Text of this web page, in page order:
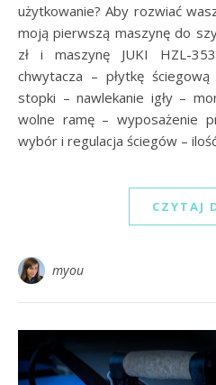
użytkowanie? Aby rozwiać
moją pierwszą maszynę do
zł i maszynę JUKI HZL-
chwytacza – płytkę
stopki – nawlekanie igły –
wolne ramę – wyposażenie
wybór i regulacja ściegów –
CZYTAJ
myou